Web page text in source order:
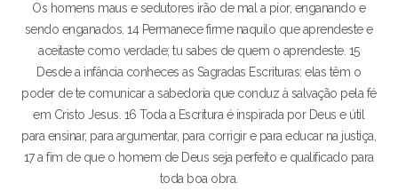
Os homens maus e sedutores irão de mal a pior, enganando e
sendo enganados. 14 Permanece firme naquilo que aprendeste e
aceitaste como verdade; tu sabes de quem o aprendeste. 15
Desde a infância conheces as Sagradas Escrituras: elas têm o
poder de te comunicar a sabedoria que conduz à salvação pela fé
em Cristo Jesus. 16 Toda a Escritura é inspirada por Deus e útil
para ensinar, para argumentar, para corrigir e para educar na justiça,
17 a fim de que o homem de Deus seja perfeito e qualificado para
toda boa obra.